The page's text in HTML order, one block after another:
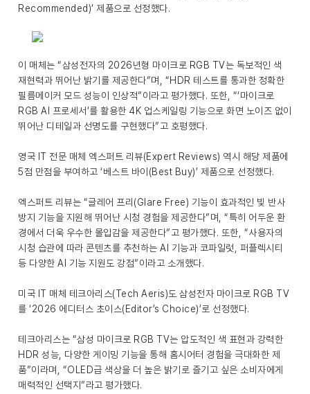
Recommended)’ 제품으로 선정했다.
이 매체는 “삼성전자의 2026년형 마이크로 RGB TV는 독보적인 색
재현력과 뛰어난 밝기를 제공한다”며, “HDR 테스트를 통과한 정확한
필름메이커 모드 성능이 인상적”이라고 평가했다. 또한, “‘마이크로
RGB AI 프로세서’를 활용한 4K 업스케일링 기능으로 화면 노이즈 없이
뛰어난 디테일과 선명도를 구현했다”고 호평했다.
영국 IT 전문 매체 엑스퍼트 리뷰(Expert Reviews) 역시 해당 제품에
5점 만점을 부여하고 ‘베스트 바이(Best Buy)’ 제품으로 선정했다.
엑스퍼트 리뷰는 “글레어 프리(Glare Free) 기능이 효과적인 빛 반사
방지 기능을 지원해 뛰어난 시청 경험을 제공한다”며, “특히 어두운 환
경에서 더욱 우수한 몰입감을 제공한다”고 평가했다. 또한, “사용자의
시청 습관에 따라 콘텐츠를 추천하는 AI 기능과 코파일럿, 퍼플렉시티
등 다양한 AI 기능 지원도 강점”이라고 소개했다.
미국 IT 매체 테크아리스(Tech Aeris)도 삼성전자 마이크로 RGB TV
를 ‘2026 에디터스 초이스(Editor’s Choice)’로 선정했다.
테크아리스는 “삼성 마이크로 RGB TV는 압도적인 색 표현과 강력한
HDR 성능, 다양한 게이밍 기능을 통해 홈시어터 경험을 극대화한 제
품”이라며, “OLED급 색상을 더 높은 밝기로 즐기고 싶은 소비자에게
매력적인 선택지”라고 평가했다.